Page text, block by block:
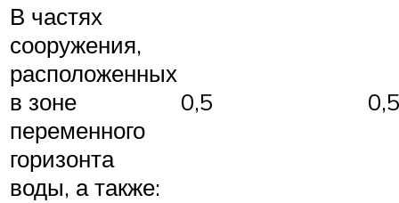
В частях
сооружения,
расположенных
в зоне
переменного
горизонта
воды, а также:
0,5